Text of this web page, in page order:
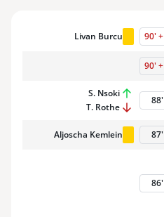
Livan Burcu 90' +
90' +
S. Nsoki
T. Rothe
88'
Aljoscha Kemlein 87'
86'